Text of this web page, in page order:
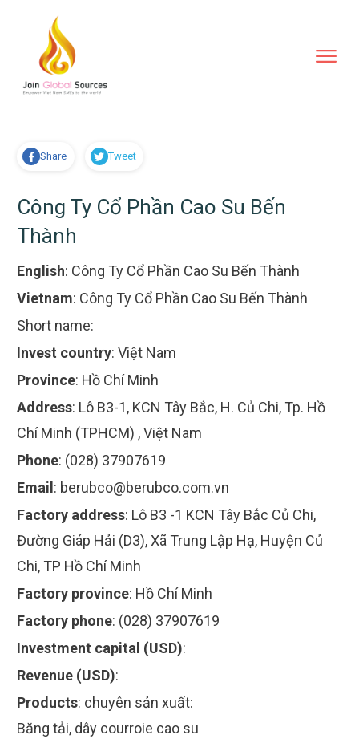
Share Tweet
Công Ty Cổ Phần Cao Su Bến
Thành
English: Công Ty Cổ Phần Cao Su Bến Thành
Vietnam: Công Ty Cổ Phần Cao Su Bến Thành
Short name:
Invest country: Việt Nam
Province: Hồ Chí Minh
Address: Lô B3-1, KCN Tây Bắc, H. Củ Chi, Tp. Hồ
Chí Minh (TPHCM) , Việt Nam
Phone: (028) 37907619
Email : berubco@berubco.com.vn
Factory address: Lô B3 -1 KCN Tây Bắc Củ Chi,
Đường Giáp Hải (D3), Xã Trung Lập Hạ, Huyện Củ
Chi, TP Hồ Chí Minh
Factory province: Hồ Chí Minh
Factory phone: (028) 37907619
Investment capital (USD):
Revenue (USD):
Products: chuyên sản xuất:
Băng tải, dây courroie cao su